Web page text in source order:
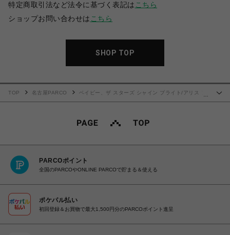
特定商取引法など法令に基づく表記は こちら
ショップお問い合わせは こちら
SHOP TOP
TOP 名古屋PARCO
ベイビー、ザ スターズ シャイン ブライト/アリス ア
PARCOポイント
全国のPARCOやONLINE PARCOで貯まる＆使える
ポケパル払い
初回登録＆お買物で最大1,500円分のPARCOポイント進呈